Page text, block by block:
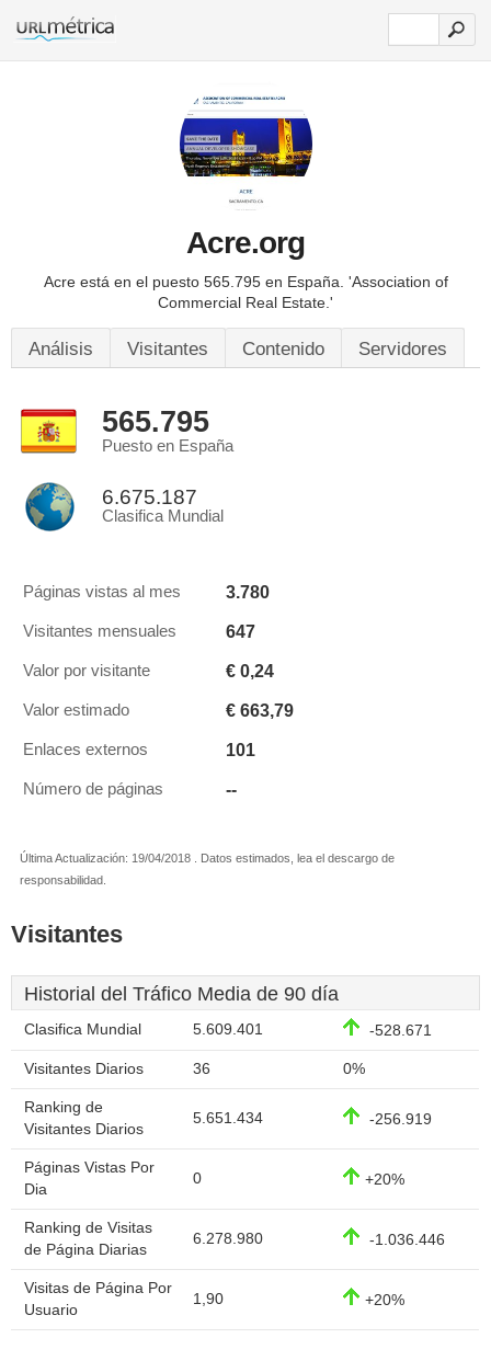
Acre.org
Acre está en el puesto 565.795 en España. 'Association of
Commercial Real Estate.'
Análisis Visitantes Contenido Servidores
565.795
Puesto en España
6.675.187
Clasifica Mundial
Páginas vistas al mes 3.780
Visitantes mensuales 647
Valor por visitante € 0,24
Valor estimado € 663,79
Enlaces externos 101
Número de páginas --
Última Actualización: 19/04/2018 . Datos estimados, lea el descargo de
responsabilidad.
Visitantes
Historial del Tráfico Media de 90 día
Clasifica Mundial 5.609.401 -528.671
Visitantes Diarios 36 0%
Ranking de
Visitantes Diarios
5.651.434 -256.919
Páginas Vistas Por
Dia
0 +20%
Ranking de Visitas
de Página Diarias
6.278.980 -1.036.446
Visitas de Página Por
Usuario
1,90 +20%